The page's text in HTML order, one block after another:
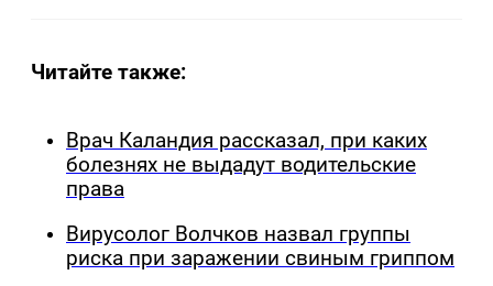
Читайте также:
Врач Каландия рассказал, при каких
болезнях не выдадут водительские
права
Вирусолог Волчков назвал группы
риска при заражении свиным гриппом